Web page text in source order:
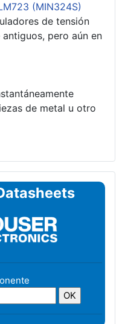
(MIN324S)
de tensión
pero aún en
de metal u otro